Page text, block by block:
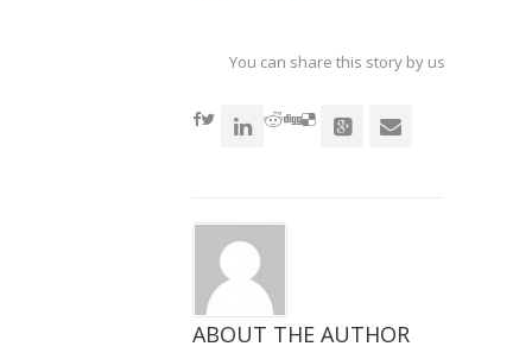
共
享
窗
口
共
享
窗
口
共
享
窗
口
You can share this story by using your
ABOUT THE AUTHOR